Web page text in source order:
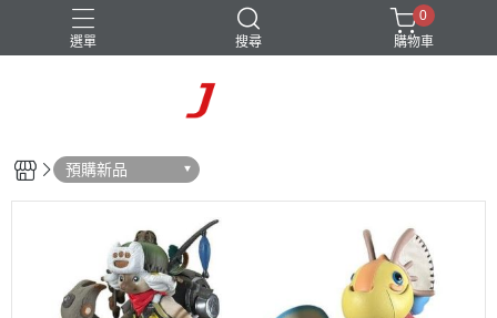
選單 搜尋
0
購物車
預購新品